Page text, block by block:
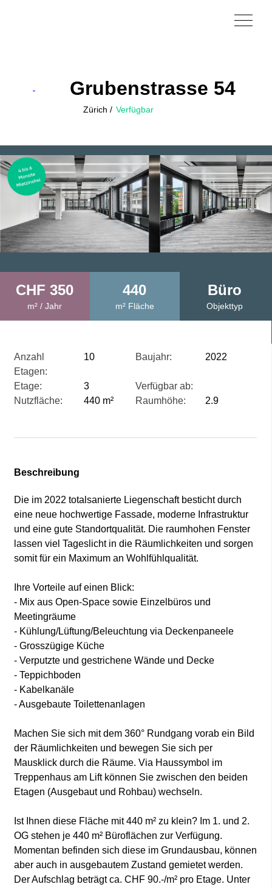
Grubenstrasse 54
Zürich Verfügbar
CHF 350
m² / Jahr
440
m² Fläche
Büro
Objekttyp
Anzahl
Etagen:
10 Baujahr: 2022
Etage: 3
Verfügbar ab:
Nutzfläche:
440 m² Raumhöhe: 2.9
Beschreibung
Die im 2022 totalsanierte Liegenschaft besticht durch
eine neue hochwertige Fassade, moderne Infrastruktur
und eine gute Standortqualität. Die raumhohen Fenster
lassen viel Tageslicht in die Räumlichkeiten und sorgen
somit für ein Maximum an Wohlfühlqualität.
Ihre Vorteile auf einen Blick:
- Mix aus Open-Space sowie Einzelbüros und
Meetingräume
- Kühlung/Lüftung/Beleuchtung via Deckenpaneele
- Grosszügige Küche
- Verputzte und gestrichene Wände und Decke
- Teppichboden
- Kabelkanäle
- Ausgebaute Toilettenanlagen
Machen Sie sich mit dem 360° Rundgang vorab ein Bild
der Räumlichkeiten und bewegen Sie sich per
Mausklick durch die Räume. Via Haussymbol im
Treppenhaus am Lift können Sie zwischen den beiden
Etagen (Ausgebaut und Rohbau) wechseln.
Ist Ihnen diese Fläche mit 440 m² zu klein? Im 1. und 2.
OG stehen je 440 m² Büroflächen zur Verfügung.
Momentan befinden sich diese im Grundausbau, können
aber auch in ausgebautem Zustand gemietet werden.
Der Aufschlag beträgt ca. CHF 90.-/m² pro Etage. Unter